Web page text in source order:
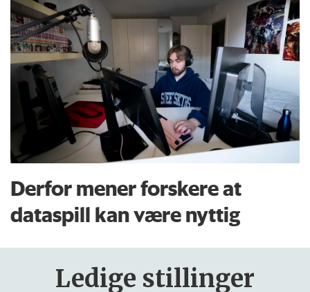
Derfor mener forskere at
dataspill kan være nyttig
Ledige stillinger